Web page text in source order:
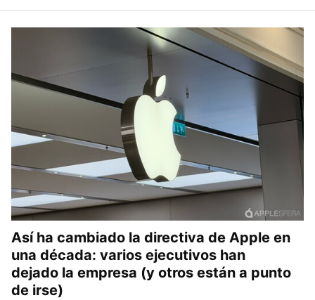
Así ha cambiado la directiva de Apple en
una década: varios ejecutivos han
dejado la empresa (y otros están a punto
de irse)